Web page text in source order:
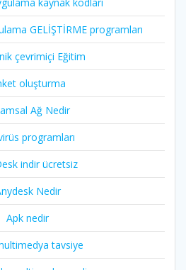
kaynak kodları
GELİŞTİRME programları
çevrimiçi Eğitim
oluşturma
Ağ Nedir
programları
indir ücretsiz
Nedir
Apk nedir
tavsiye